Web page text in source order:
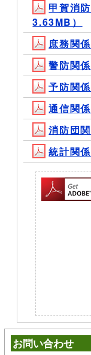
甲賀消
3.63MB）
庶務関
警防関
予防関
通信関
消防団
統計関
お問い合わせ